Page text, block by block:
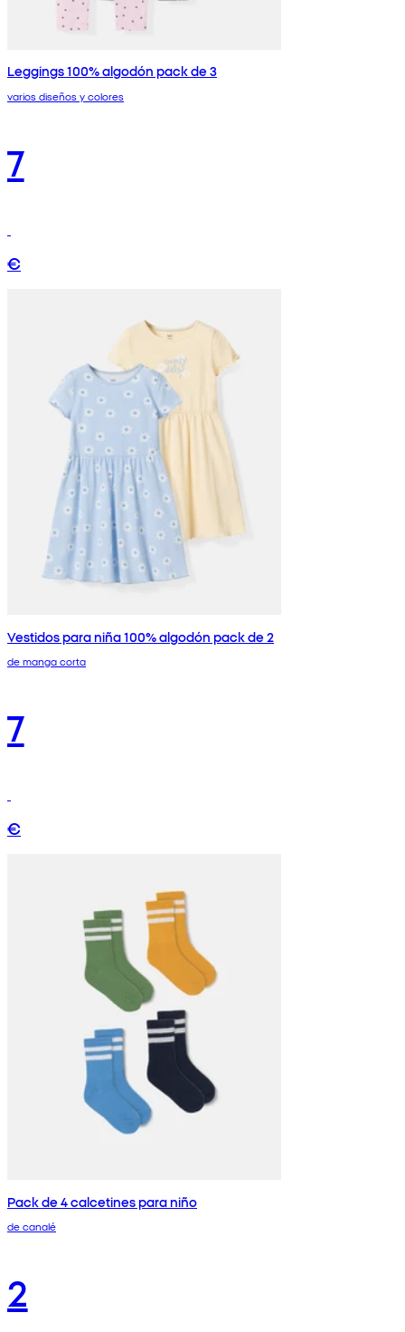
Leggings 100% algodón pack de 3
varios diseños y colores
7
€
Vestidos para niña 100% algodón pack de 2
de manga corta
7
€
Pack de 4 calcetines para niño
de canalé
2